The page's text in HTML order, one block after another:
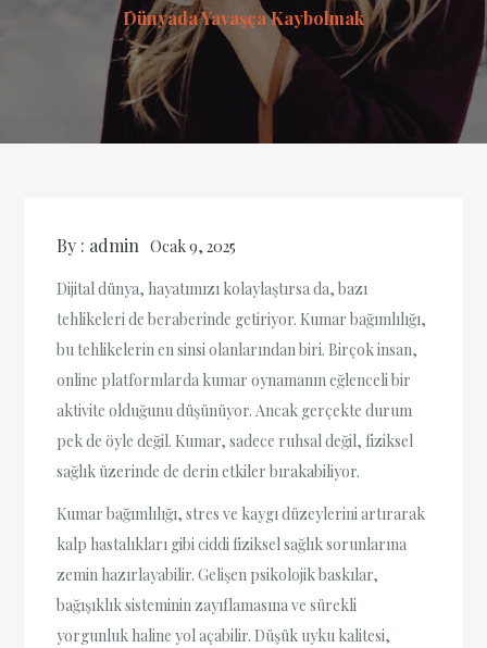
Dünyada Yavaşça Kaybolmak
By : admin Ocak 9, 2025
Dijital dünya, hayatımızı kolaylaştırsa da, bazı
tehlikeleri de beraberinde getiriyor. Kumar bağımlılığı,
bu tehlikelerin en sinsi olanlarından biri. Birçok insan,
online platformlarda kumar oynamanın eğlenceli bir
aktivite olduğunu düşünüyor. Ancak gerçekte durum
pek de öyle değil. Kumar, sadece ruhsal değil, fiziksel
sağlık üzerinde de derin etkiler bırakabiliyor.
Kumar bağımlılığı, stres ve kaygı düzeylerini artırarak
kalp hastalıkları gibi ciddi fiziksel sağlık sorunlarına
zemin hazırlayabilir. Gelişen psikolojik baskılar,
bağışıklık sisteminin zayıflamasına ve sürekli
yorgunluk haline yol açabilir. Düşük uyku kalitesi,